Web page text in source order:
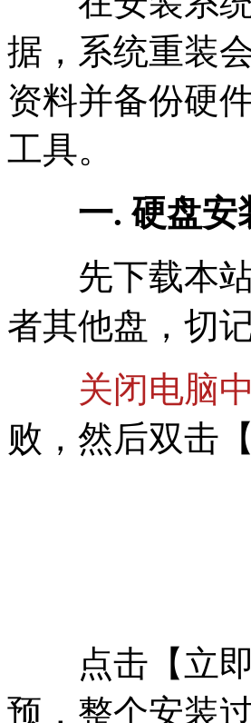
据，系统重装
资料并备份硬
工具。
一. 硬盘安
先下载本站
者其他盘，切
关闭电脑
败，然后双击
点击【立即
预，整个安装